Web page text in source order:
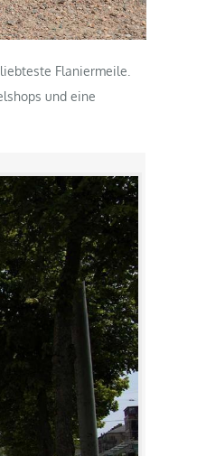
Flaniermeile.
und eine